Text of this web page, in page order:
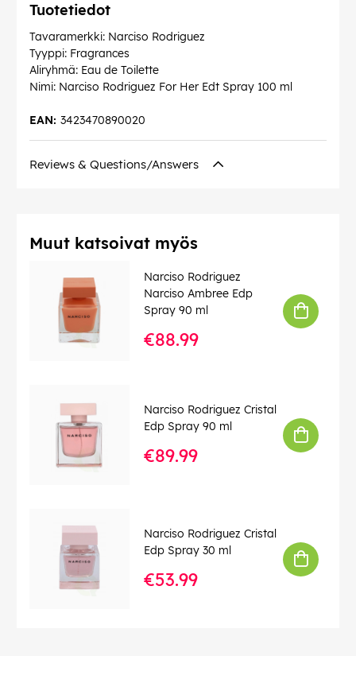
Tuotetiedot
Tavaramerkki: Narciso Rodriguez
Tyyppi: Fragrances
Aliryhmä: Eau de Toilette
Nimi: Narciso Rodriguez For Her Edt Spray 100 ml
3423470890020
EAN:
Reviews & Questions/Answers
Muut katsoivat myös
Narciso Rodriguez
Narciso Ambree Edp
Spray 90 ml
€88.99
Narciso Rodriguez Cristal
Edp Spray 90 ml
€89.99
Narciso Rodriguez Cristal
Edp Spray 30 ml
€53.99